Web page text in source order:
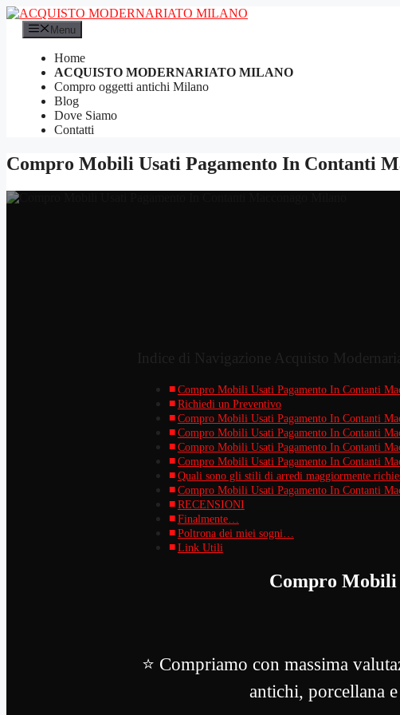
Vai
contenuto
Menu
Home
ACQUISTO MODERNARIATO MILANO
Compro oggetti antichi Milano
Blog
Dove Siamo
Contatti
Compro Mobili Usati Pagamento In Contanti
Indice di Navigazione Acquisto
Compro Mobili Usati Pagamento In Contanti
Richiedi un Preventivo
Compro Mobili Usati Pagamento In Contanti
Compro Mobili Usati Pagamento In Contanti
Compro Mobili Usati Pagamento In Contanti
Compro Mobili Usati Pagamento In Contanti
Quali sono gli stili di arredi maggiormente
Compro Mobili Usati Pagamento In Contanti
RECENSIONI
Finalmente…
Poltrona dei miei sogni…
Link Utili
Compro Mobili
⭐ Compriamo con massima
antichi, porcellana